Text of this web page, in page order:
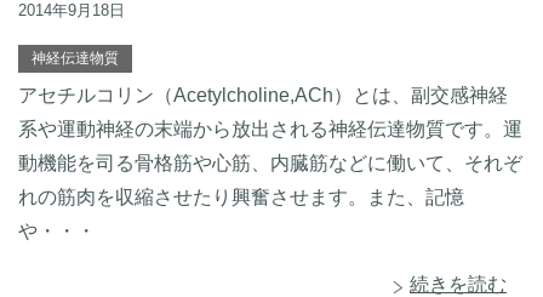
2014年9月18日
神経伝達物質
アセチルコリン（Acetylcholine,ACh）とは、副交感神経
系や運動神経の末端から放出される神経伝達物質です。運
動機能を司る骨格筋や心筋、内臓筋などに働いて、それぞ
れの筋肉を収縮させたり興奮させます。また、記憶
や・・・
続きを読む